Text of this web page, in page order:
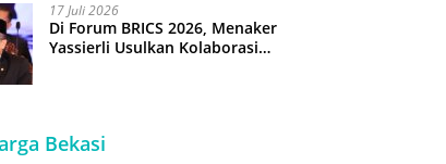
17 Juli 2026
Di Forum BRICS 2026, Menaker
Yassierli Usulkan Kolaborasi
Bekasi